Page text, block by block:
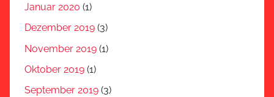
Januar 2020 (1)
Dezember 2019 (3)
November 2019 (1)
Oktober 2019 (1)
September 2019 (3)